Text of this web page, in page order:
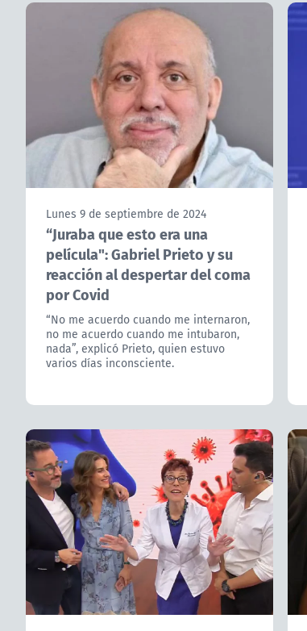
Lunes 9 de septiembre de 2024
“Juraba que esto era una
película": Gabriel Prieto y su
reacción al despertar del coma
por Covid
“No me acuerdo cuando me internaron,
no me acuerdo cuando me intubaron,
nada”, explicó Prieto, quien estuvo
varios días inconsciente.